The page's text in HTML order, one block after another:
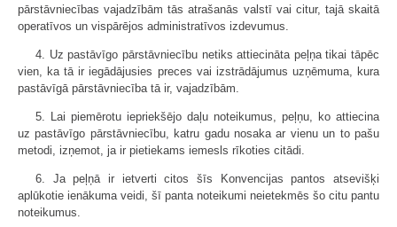
pārstāvniecības vajadzībām tās atrašanās valstī vai citur, tajā skaitā
operatīvos un vispārējos administratīvos izdevumus.
4. Uz pastāvīgo pārstāvniecību netiks attiecināta peļņa tikai tāpēc
vien, ka tā ir iegādājusies preces vai izstrādājumus uzņēmuma, kura
pastāvīgā pārstāvniecība tā ir, vajadzībām.
5. Lai piemērotu iepriekšējo daļu noteikumus, peļņu, ko attiecina
uz pastāvīgo pārstāvniecību, katru gadu nosaka ar vienu un to pašu
metodi, izņemot, ja ir pietiekams iemesls rīkoties citādi.
6. Ja peļņā ir ietverti citos šīs Konvencijas pantos atsevišķi
aplūkotie ienākuma veidi, šī panta noteikumi neietekmēs šo citu pantu
noteikumus.